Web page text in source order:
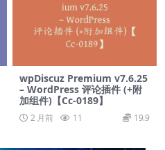
wpDiscuz Premium v​​7.6.25
– WordPress 评论插件 (+附
加组件)【Cc-0189】
2 月前 11 19.9